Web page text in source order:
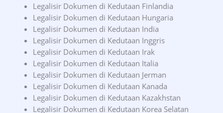
Legalisir Dokumen di Kedutaan Finlandia
Legalisir Dokumen di Kedutaan Hungaria
Legalisir Dokumen di Kedutaan India
Legalisir Dokumen di Kedutaan Inggris
Legalisir Dokumen di Kedutaan Irak
Legalisir Dokumen di Kedutaan Italia
Legalisir Dokumen di Kedutaan Jerman
Legalisir Dokumen di Kedutaan Kanada
Legalisir Dokumen di Kedutaan Kazakhstan
Legalisir Dokumen di Kedutaan Korea Selatan